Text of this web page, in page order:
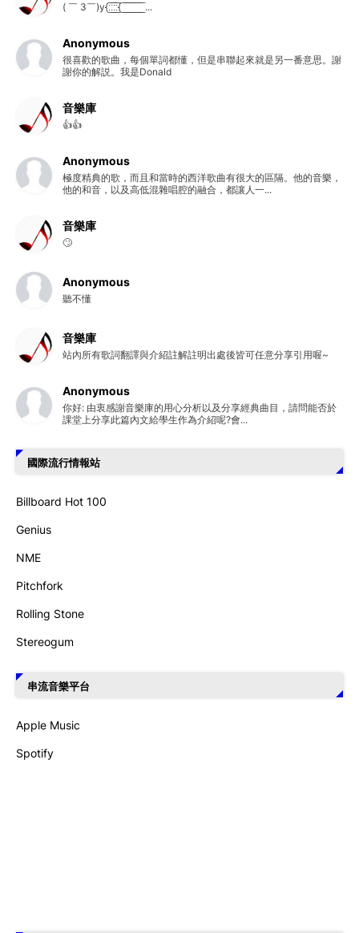
( ￣ 3￣)y{:̲̅:̲̅:̲̅:̲̅{ ̲̅ ̲̅ ̲̅ ̲̅ ̲̅ ̲̅ ̲̅ ̲̅ ̲̅ ...
Anonymous
很喜歡的歌曲，每個單詞都懂，但是串聯起來就是另一番意思。謝
謝你的解説。我是Donald
音樂庫
👍👍
Anonymous
極度精典的歌，而且和當時的西洋歌曲有很大的區隔。他的音樂，
他的和音，以及高低混雜唱腔的融合，都讓人一...
音樂庫
🙄
Anonymous
聽不懂
音樂庫
站內所有歌詞翻譯與介紹註解註明出處後皆可任意分享引用喔~
Anonymous
你好: 由衷感謝音樂庫的用心分析以及分享經典曲目，請問能否於
課堂上分享此篇內文給學生作為介紹呢?會...
國際流行情報站
Billboard Hot 100
Genius
NME
Pitchfork
Rolling Stone
Stereogum
串流音樂平台
Apple Music
Spotify